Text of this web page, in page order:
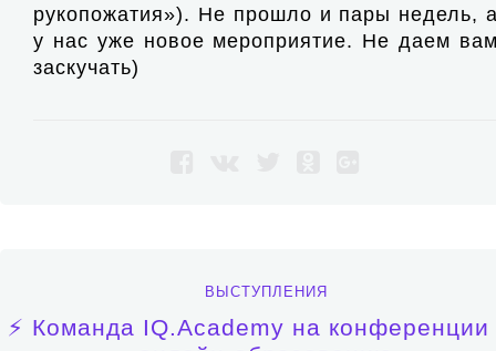
рукопожатия»). Не прошло и пары недель,
у нас уже новое мероприятие. Не даем
заскучать)
ВЫСТУПЛЕНИЯ
⚡️ Команда IQ.Academy на конференции